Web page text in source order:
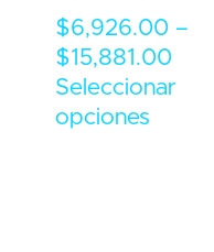
$6,926.00 –
$15,881.00
Seleccionar
opciones